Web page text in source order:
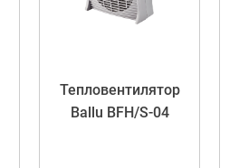
Тепловентилятор
Ballu BFH/S-04